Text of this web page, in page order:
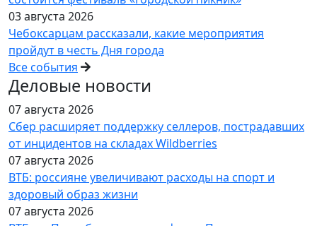
03 августа 2026
Чебоксарцам рассказали, какие мероприятия
пройдут в честь Дня города
Все события
Деловые новости
07 августа 2026
Сбер расширяет поддержку селлеров, пострадавших
от инцидентов на складах Wildberries
07 августа 2026
ВТБ: россияне увеличивают расходы на спорт и
здоровый образ жизни
07 августа 2026